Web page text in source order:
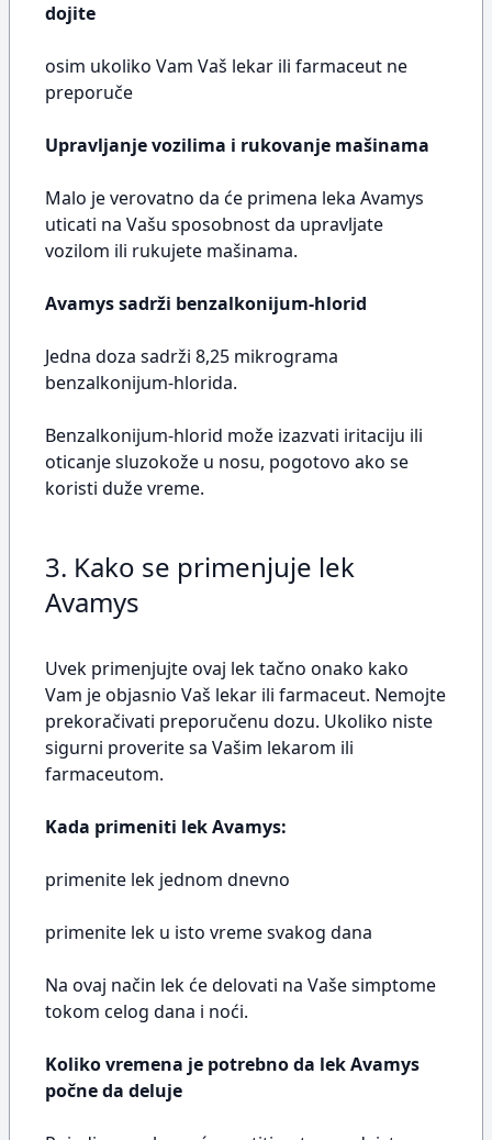
dojite
osim ukoliko Vam Vaš lekar ili farmaceut ne
preporuče
Upravljanje vozilima i rukovanje mašinama
Malo je verovatno da će primena leka Avamys
uticati na Vašu sposobnost da upravljate
vozilom ili rukujete mašinama.
Avamys sadrži benzalkonijum-hlorid
Jedna doza sadrži 8,25 mikrograma
benzalkonijum-hlorida.
Benzalkonijum-hlorid može izazvati iritaciju ili
oticanje sluzokože u nosu, pogotovo ako se
koristi duže vreme.
3. Kako se primenjuje lek
Avamys
Uvek primenjujte ovaj lek tačno onako kako
Vam je objasnio Vaš lekar ili farmaceut. Nemojte
prekoračivati preporučenu dozu. Ukoliko niste
sigurni proverite sa Vašim lekarom ili
farmaceutom.
Kada primeniti lek Avamys:
primenite lek jednom dnevno
primenite lek u isto vreme svakog dana
Na ovaj način lek će delovati na Vaše simptome
tokom celog dana i noći.
Koliko vremena je potrebno da lek Avamys
počne da deluje